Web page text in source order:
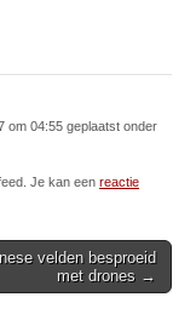
om 04:55 geplaatst onder
Je kan een reactie
velden besproeid
met drones →